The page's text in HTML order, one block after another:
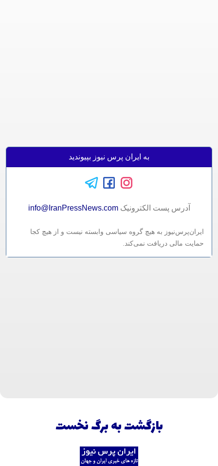
به ایران پرس نیوز بپیوندید
آدرس پست الکترونيکinfo@IranPressNews.com
ایران‌پرس‌نیوز به هیچ گروه سیاسی وابسته نیست و از هیچ کجا
حمایت مالی دریافت نمی‌کند.
بازگشت به برگ نخست